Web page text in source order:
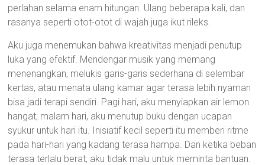
perlahan selama enam hitungan. Ulang beberapa kali, dan
rasanya seperti otot-otot di wajah juga ikut rileks.
Aku juga menemukan bahwa kreativitas menjadi penutup
luka yang efektif. Mendengar musik yang memang
menenangkan, melukis garis-garis sederhana di selembar
kertas, atau menata ulang kamar agar terasa lebih nyaman
bisa jadi terapi sendiri. Pagi hari, aku menyiapkan air lemon
hangat; malam hari, aku menutup buku dengan ucapan
syukur untuk hari itu. Inisiatif kecil seperti itu memberi ritme
pada hari-hari yang kadang terasa hampa. Dan ketika beban
terasa terlalu berat, aku tidak malu untuk meminta bantuan.